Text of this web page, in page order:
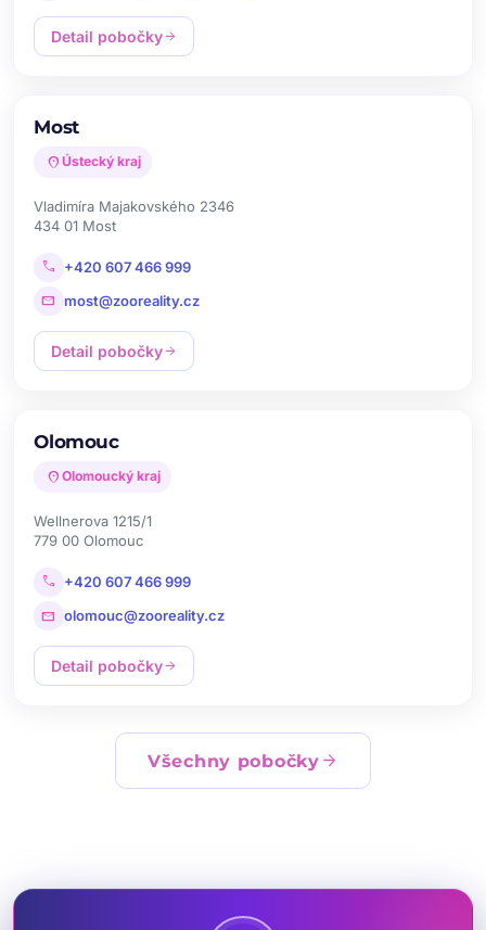
Detail pobočkyarrow_forward
Most
location_on Ústecký kraj
Vladimíra Majakovského 2346
434 01 Most
call +420 607 466 999
mail most@zooreality.cz
Detail pobočkyarrow_forward
Olomouc
location_on Olomoucký kraj
Wellnerova 1215/1
779 00 Olomouc
call +420 607 466 999
mail olomouc@zooreality.cz
Detail pobočkyarrow_forward
Všechny pobočky arrow_forward